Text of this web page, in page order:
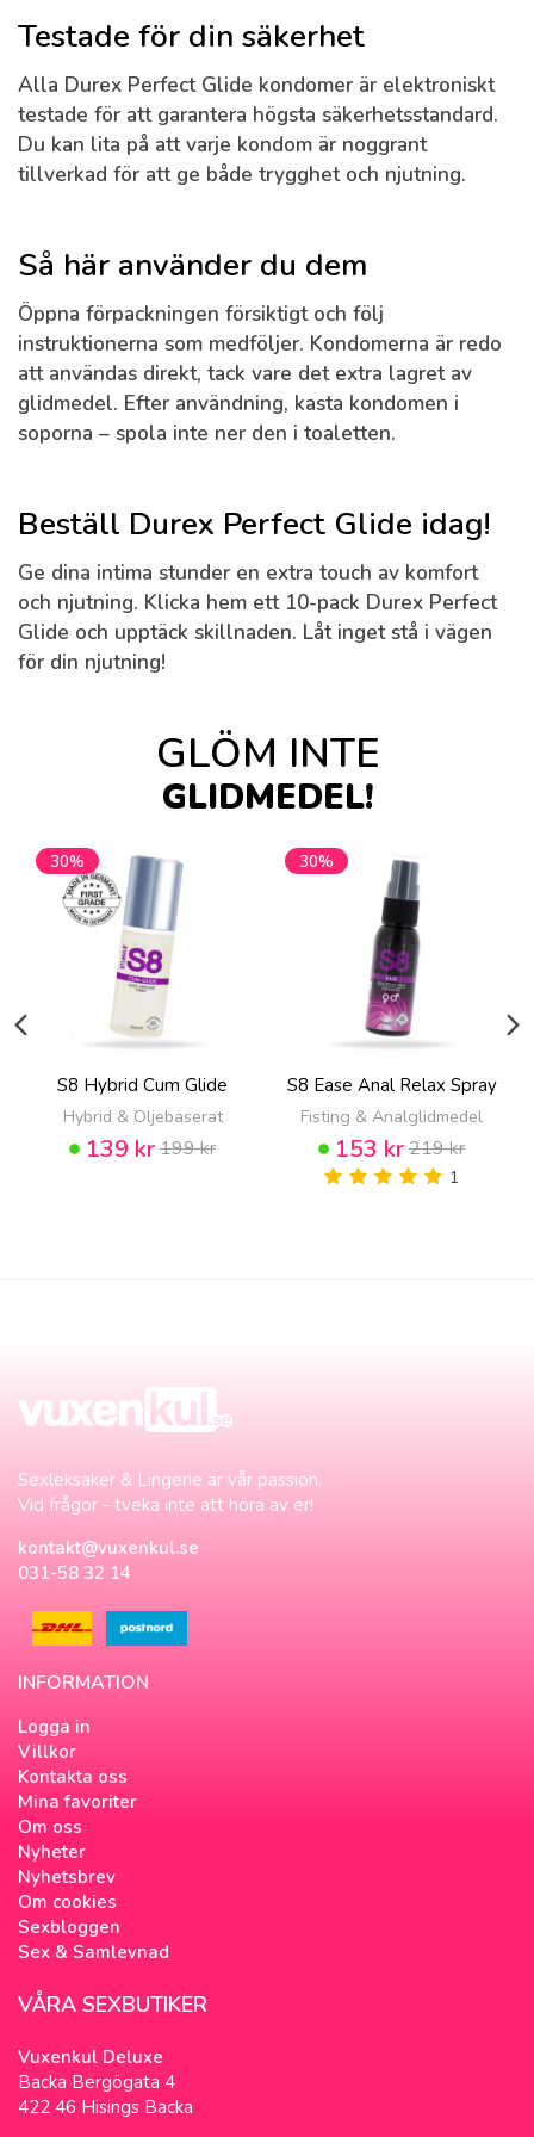
Testade för din säkerhet
Alla Durex Perfect Glide kondomer är elektroniskt
testade för att garantera högsta säkerhetsstandard.
Du kan lita på att varje kondom är noggrant
tillverkad för att ge både trygghet och njutning.
Så här använder du dem
Öppna förpackningen försiktigt och följ
instruktionerna som medföljer. Kondomerna är redo
att användas direkt, tack vare det extra lagret av
glidmedel. Efter användning, kasta kondomen i
soporna – spola inte ner den i toaletten.
Beställ Durex Perfect Glide idag!
Ge dina intima stunder en extra touch av komfort
och njutning. Klicka hem ett 10-pack Durex Perfect
Glide och upptäck skillnaden. Låt inget stå i vägen
för din njutning!
GLÖM INTE
GLIDMEDEL!
30%
S8 Hybrid Cum Glide
Hybrid & Oljebaserat
139 kr199 kr
30%
S8 Ease Anal Relax Spray
Fisting & Analglidmedel
153 kr219 kr
1
Sexleksaker & Lingerie är vår passion.
Vid frågor - tveka inte att höra av er!
kontakt@vuxenkul.se
031-58 32 14
INFORMATION
Logga in
Villkor
Kontakta oss
Mina favoriter
Om oss
Nyheter
Nyhetsbrev
Om cookies
Sexbloggen
Sex & Samlevnad
VÅRA SEXBUTIKER
Vuxenkul Deluxe
Backa Bergögata 4
422 46 Hisings Backa